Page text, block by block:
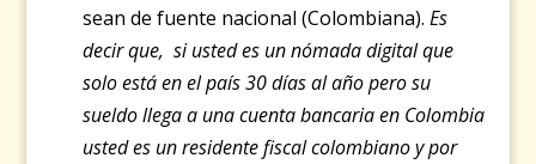
sean de fuente nacional (Colombiana). Es
decir que, si usted es un nómada digital que
solo está en el país 30 días al año pero su
sueldo llega a una cuenta bancaria en Colombia
usted es un residente fiscal colombiano y por